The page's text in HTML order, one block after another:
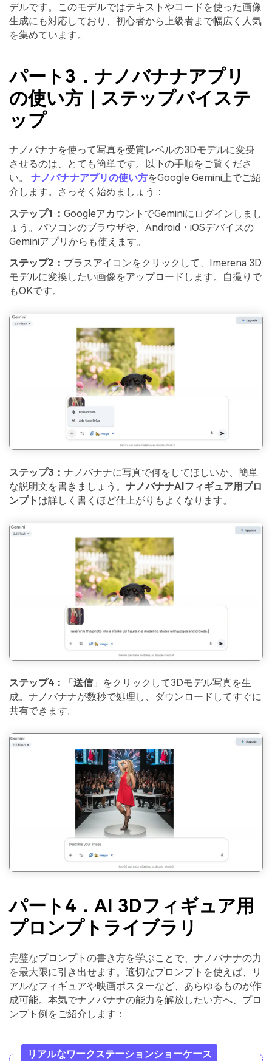
デルです。このモデルではテキストやコードを使った画像
生成にも対応しており、初心者から上級者まで幅広く人気
を集めています。
パート3．ナノバナナアプリ
の使い方｜ステップバイステ
ップ
ナノバナナを使って写真を受賞レベルの3Dモデルに変身
させるのは、とても簡単です。以下の手順をご覧くださ
い。
ナノバナナアプリの使い方をGoogle Gemini上でご紹
介します。さっそく始めましょう：
ステップ1： GoogleアカウントでGeminiにログインしまし
ょう。パソコンのブラウザや、Android・iOSデバイスの
Geminiアプリからも使えます。
ステップ2： プラスアイコンをクリックして、Imerena 3D
モデルに変換したい画像をアップロードします。自撮りで
もOKです。
ステップ3： ナノバナナに写真で何をしてほしいか、簡単
な説明文を書きましょう。 ナノバナナAIフィギュア用プロ
ンプト は詳しく書くほど仕上がりもよくなります。
ステップ4： 「 送信 」をクリックして3Dモデル写真を生
成。ナノバナナが数秒で処理し、ダウンロードしてすぐに
共有できます。
パート4．AI 3Dフィギュア用
プロンプトライブラリ
完璧なプロンプトの書き方を学ぶことで、ナノバナナの力
を最大限に引き出せます。適切なプロンプトを使えば、リ
アルなフィギュアや映画ポスターなど、あらゆるものが作
成可能。本気でナノバナナの能力を解放したい方へ、プロ
ンプト例をご紹介します：
リアルなワークステーションショーケース